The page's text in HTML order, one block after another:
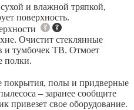
и влажной тряпкой,
поверхность.
Очистит стеклянные
и тумбочек ТВ. Отмоет
полки.
покрытия, полы и придверные
– заранее сообщите
привезет свое оборудование.